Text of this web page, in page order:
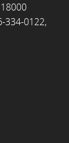
334-0122,